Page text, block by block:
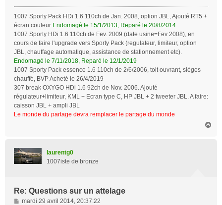
1007 Sporty Pack HDi 1.6 110ch de Jan. 2008, option JBL, Ajouté RT5 +
écran couleur Endomagé le 15/1/2013, Reparé le 20/8/2014
1007 Sporty HDi 1.6 110ch de Fev. 2009 (date usine=Fev 2008), en
cours de faire l'upgrade vers Sporty Pack (regulateur, limiteur, option
JBL, chauffage automatique, assistance de stationnement etc).
Endomagé le 7/11/2018, Reparé le 12/1/2019
1007 Sporty Pack essence 1.6 110ch de 2/6/2006, toit ouvrant, sièges
chauffé, BVP Acheté le 26/4/2019
307 break OXYGO HDi 1.6 92ch de Nov. 2006. Ajouté
régulateur+limiteur, KML + Ecran type C, HP JBL + 2 tweeter JBL. A faire:
caisson JBL + ampli JBL
Le monde du partage devra remplacer le partage du monde
laurentg0
1007iste de bronze
Re: Questions sur un attelage
M
mardi 29 avril 2014, 20:37:22